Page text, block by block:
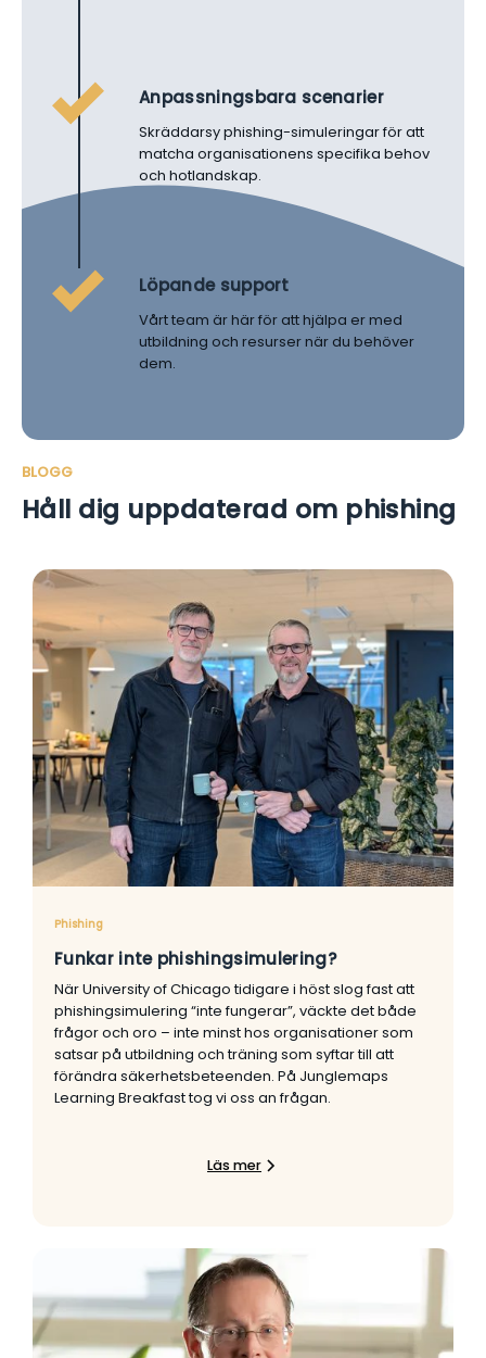
Anpassningsbara scenarier
Skräddarsy phishing-simuleringar för att
matcha organisationens specifika behov
och hotlandskap.
Löpande support
Vårt team är här för att hjälpa er med
utbildning och resurser när du behöver
dem.
BLOGG
Håll dig uppdaterad om phishing
Phishing
Funkar inte phishingsimulering?
När University of Chicago tidigare i höst slog fast att
phishingsimulering “inte fungerar”, väckte det både
frågor och oro – inte minst hos organisationer som
satsar på utbildning och träning som syftar till att
förändra säkerhetsbeteenden. På Junglemaps
Learning Breakfast tog vi oss an frågan.
Läs mer